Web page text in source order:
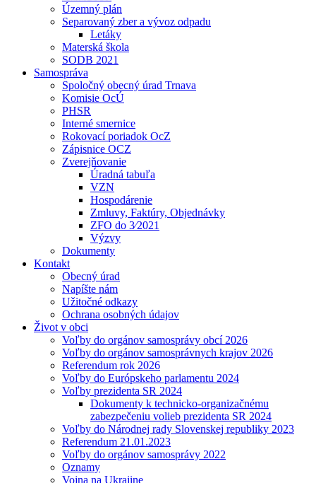
Územný plán
Separovaný zber a vývoz odpadu
Letáky
Materská škola
SODB 2021
Samospráva
Spoločný obecný úrad Trnava
Komisie OcÚ
PHSR
Interné smernice
Rokovací poriadok OcZ
Zápisnice OCZ
Zverejňovanie
Úradná tabuľa
VZN
Hospodárenie
Zmluvy, Faktúry, Objednávky
ZFO do 3⁄2021
Výzvy
Dokumenty
Kontakt
Obecný úrad
Napíšte nám
Užitočné odkazy
Ochrana osobných údajov
Život v obci
Voľby do orgánov samosprávy obcí 2026
Voľby do orgánov samosprávnych krajov 2026
Referendum rok 2026
Voľby do Európskeho parlamentu 2024
Voľby prezidenta SR 2024
Dokumenty k technicko-organizačnému
zabezpečeniu volieb prezidenta SR 2024
Voľby do Národnej rady Slovenskej republiky 2023
Referendum 21.01.2023
Voľby do orgánov samosprávy 2022
Oznamy
Vojna na Ukrajine